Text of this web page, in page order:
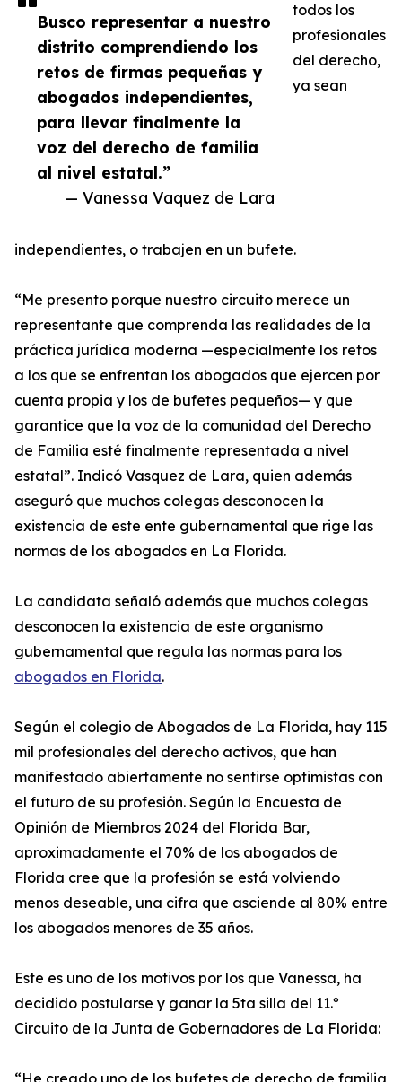
Busco representar a nuestro
distrito comprendiendo los
retos de firmas pequeñas y
abogados independientes,
para llevar finalmente la
voz del derecho de familia
al nivel estatal.”
— Vanessa Vaquez de Lara
todos los
profesionales
del derecho,
ya sean
independientes, o trabajen en un bufete.
“Me presento porque nuestro circuito merece un
representante que comprenda las realidades de la
práctica jurídica moderna —especialmente los retos
a los que se enfrentan los abogados que ejercen por
cuenta propia y los de bufetes pequeños— y que
garantice que la voz de la comunidad del Derecho
de Familia esté finalmente representada a nivel
estatal”. Indicó Vasquez de Lara, quien además
aseguró que muchos colegas desconocen la
existencia de este ente gubernamental que rige las
normas de los abogados en La Florida.
La candidata señaló además que muchos colegas
desconocen la existencia de este organismo
gubernamental que regula las normas para los
abogados en Florida.
Según el colegio de Abogados de La Florida, hay 115
mil profesionales del derecho activos, que han
manifestado abiertamente no sentirse optimistas con
el futuro de su profesión. Según la Encuesta de
Opinión de Miembros 2024 del Florida Bar,
aproximadamente el 70% de los abogados de
Florida cree que la profesión se está volviendo
menos deseable, una cifra que asciende al 80% entre
los abogados menores de 35 años.
Este es uno de los motivos por los que Vanessa, ha
decidido postularse y ganar la 5ta silla del 11.º
Circuito de la Junta de Gobernadores de La Florida: